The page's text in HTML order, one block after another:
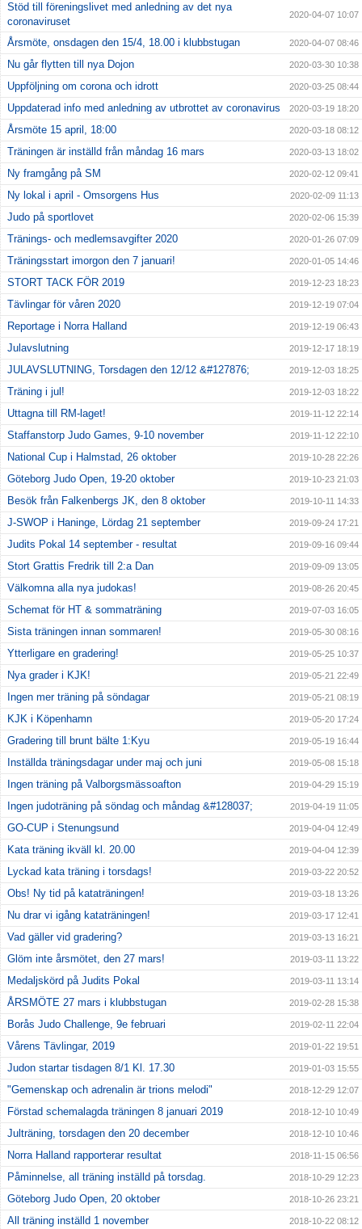
Stöd till föreningslivet med anledning av det nya
coronaviruset
2020-04-07 10:07
Årsmöte, onsdagen den 15/4, 18.00 i klubbstugan 2020-04-07 08:46
Nu går flytten till nya Dojon 2020-03-30 10:38
Uppföljning om corona och idrott 2020-03-25 08:44
Uppdaterad info med anledning av utbrottet av coronavirus 2020-03-19 18:20
Årsmöte 15 april, 18:00 2020-03-18 08:12
Träningen är inställd från måndag 16 mars 2020-03-13 18:02
Ny framgång på SM 2020-02-12 09:41
Ny lokal i april - Omsorgens Hus 2020-02-09 11:13
Judo på sportlovet 2020-02-06 15:39
Tränings- och medlemsavgifter 2020 2020-01-26 07:09
Träningsstart imorgon den 7 januari! 2020-01-05 14:46
STORT TACK FÖR 2019 2019-12-23 18:23
Tävlingar för våren 2020 2019-12-19 07:04
Reportage i Norra Halland 2019-12-19 06:43
Julavslutning 2019-12-17 18:19
JULAVSLUTNING, Torsdagen den 12/12 &#127876; 2019-12-03 18:25
Träning i jul! 2019-12-03 18:22
Uttagna till RM-laget! 2019-11-12 22:14
Staffanstorp Judo Games, 9-10 november 2019-11-12 22:10
National Cup i Halmstad, 26 oktober 2019-10-28 22:26
Göteborg Judo Open, 19-20 oktober 2019-10-23 21:03
Besök från Falkenbergs JK, den 8 oktober 2019-10-11 14:33
J-SWOP i Haninge, Lördag 21 september 2019-09-24 17:21
Judits Pokal 14 september - resultat 2019-09-16 09:44
Stort Grattis Fredrik till 2:a Dan 2019-09-09 13:05
Välkomna alla nya judokas! 2019-08-26 20:45
Schemat för HT & sommaträning 2019-07-03 16:05
Sista träningen innan sommaren! 2019-05-30 08:16
Ytterligare en gradering! 2019-05-25 10:37
Nya grader i KJK! 2019-05-21 22:49
Ingen mer träning på söndagar 2019-05-21 08:19
KJK i Köpenhamn 2019-05-20 17:24
Gradering till brunt bälte 1:Kyu 2019-05-19 16:44
Inställda träningsdagar under maj och juni 2019-05-08 15:18
Ingen träning på Valborgsmässoafton 2019-04-29 15:19
Ingen judoträning på söndag och måndag &#128037; 2019-04-19 11:05
GO-CUP i Stenungsund 2019-04-04 12:49
Kata träning ikväll kl. 20.00 2019-04-04 12:39
Lyckad kata träning i torsdags! 2019-03-22 20:52
Obs! Ny tid på kataträningen! 2019-03-18 13:26
Nu drar vi igång kataträningen! 2019-03-17 12:41
Vad gäller vid gradering? 2019-03-13 16:21
Glöm inte årsmötet, den 27 mars! 2019-03-11 13:22
Medaljskörd på Judits Pokal 2019-03-11 13:14
ÅRSMÖTE 27 mars i klubbstugan 2019-02-28 15:38
Borås Judo Challenge, 9e februari 2019-02-11 22:04
Vårens Tävlingar, 2019 2019-01-22 19:51
Judon startar tisdagen 8/1 Kl. 17.30 2019-01-03 15:55
"Gemenskap och adrenalin är trions melodi" 2018-12-29 12:07
Förstad schemalagda träningen 8 januari 2019 2018-12-10 10:49
Julträning, torsdagen den 20 december 2018-12-10 10:46
Norra Halland rapporterar resultat 2018-11-15 06:56
Påminnelse, all träning inställd på torsdag. 2018-10-29 12:23
Göteborg Judo Open, 20 oktober 2018-10-26 23:21
All träning inställd 1 november 2018-10-22 08:12